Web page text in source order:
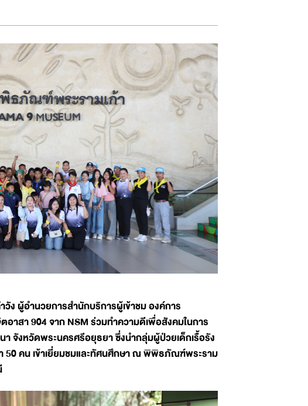
ง ผู้อำนวยการสำนักบริการผู้เข้าชม องค์การ
สา 904 จาก NSM ร่วมทำความดีเพื่อสังคมในการ
จังหวัดพระนครศรีอยุธยา ซึ่งนำกลุ่มผู้ป่วยเด็กเรื้อรัง
คน เข้าเยี่ยมชมและทัศนศึกษา ณ พิพิธภัณฑ์พระราม